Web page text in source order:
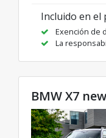
Incluido en el
Exención de
La
BMW X7 new